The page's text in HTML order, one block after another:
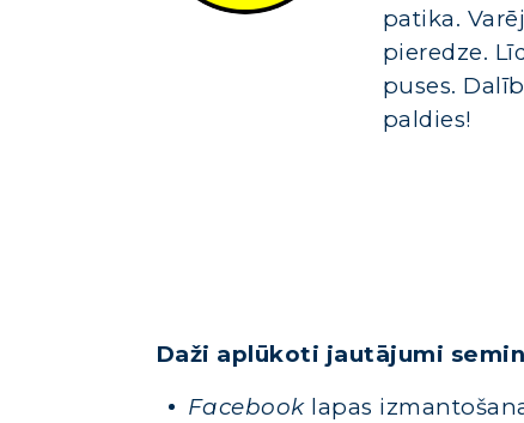
patika.
pieredze.
puses.
paldies!
Daži aplūkoti jautājumi
Facebook lapas